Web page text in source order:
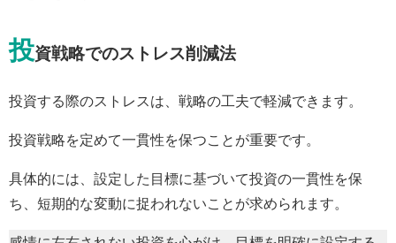
投資戦略でのストレス削減法
投資する際のストレスは、戦略の工夫で軽減できます。
投資戦略を定めて一貫性を保つことが重要です。
具体的には、設定した目標に基づいて投資の一貫性を保
ち、短期的な変動に捉われないことが求められます。